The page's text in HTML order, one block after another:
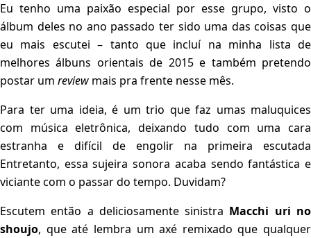
Eu tenho uma paixão especial por esse grupo, visto o
álbum deles no ano passado ter sido uma das coisas que
eu mais escutei – tanto que incluí na minha lista de
melhores álbuns orientais de 2015 e também pretendo
postar um review mais pra frente nesse mês.
Para ter uma ideia, é um trio que faz umas maluquices
com música eletrônica, deixando tudo com uma cara
estranha e difícil de engolir na primeira escutada
Entretanto, essa sujeira sonora acaba sendo fantástica e
viciante com o passar do tempo. Duvidam?
Escutem então a deliciosamente sinistra Macchi uri no
shoujo, que até lembra um axé remixado que qualquer